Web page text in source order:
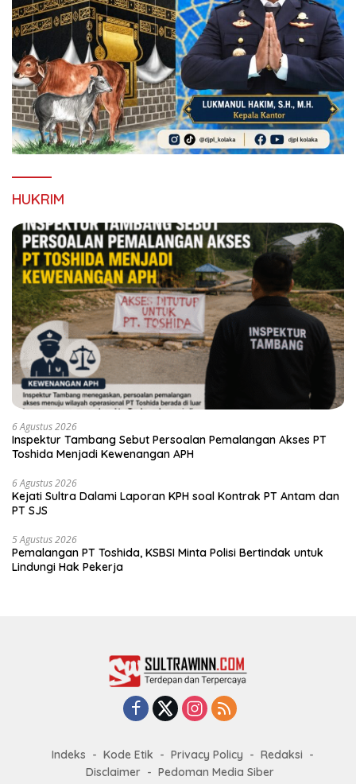
HUKRIM
6 Agustus 2026
Inspektur Tambang Sebut Persoalan Pemalangan Akses PT
Toshida Menjadi Kewenangan APH
6 Agustus 2026
Kejati Sultra Dalami Laporan KPH soal Kontrak PT Antam dan
PT SJS
5 Agustus 2026
Pemalangan PT Toshida, KSBSI Minta Polisi Bertindak untuk
Lindungi Hak Pekerja
Indeks Kode Etik Privacy Policy
Redaksi
Disclaimer
Pedoman Media Siber